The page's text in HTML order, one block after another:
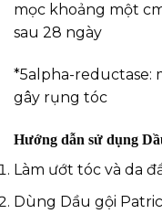
mọc khoảng một
sau 28 ngày
*5alpha-
gây rụng tóc
Hướng dẫn sử dụng
Làm ướt tóc và da
Dùng Dầu gội